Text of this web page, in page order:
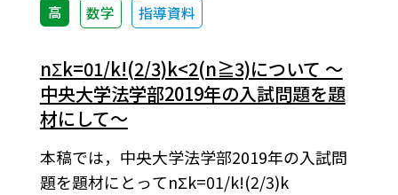
高 数学 指導資料
nΣk=01/k!(2/3)k<2(n≧3)について ～
中央大学法学部2019年の入試問題を題
材にして～
本稿では，中央大学法学部2019年の入試問
題を題材にとってnΣk=01/k!(2/3)k